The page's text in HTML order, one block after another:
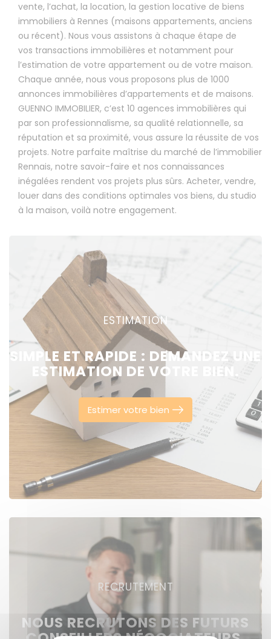
vente, l’achat, la location, la gestion locative de biens
immobiliers à Rennes (maisons appartements, anciens
ou récent). Nous vous assistons à chaque étape de
vos transactions immobilières et notamment pour
l’estimation de votre appartement ou de votre maison.
Chaque année, nous vous proposons plus de 1000
annonces immobilières d’appartements et de maisons.
GUENNO IMMOBILIER, c’est 10 agences immobilières qui
par son professionnalisme, sa qualité relationnelle, sa
réputation et sa proximité, vous assure la réussite de vos
projets. Notre parfaite maîtrise du marché de l’immobilier
Rennais, notre savoir-faire et nos connaissances
inégalées rendent vos projets plus sûrs. Acheter, vendre,
louer dans des conditions optimales vos biens, du studio
à la maison, voilà notre engagement.
ESTIMATION
SIMPLE ET RAPIDE : DEMANDEZ UNE
ESTIMATION DE VOTRE BIEN.
Estimer votre bien
RECRUTEMENT
NOUS RECRUTONS DES FUTURS